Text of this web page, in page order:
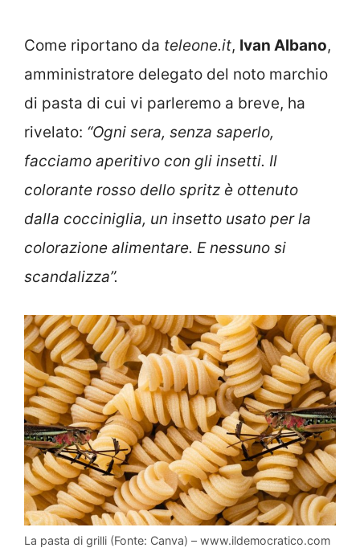
Come riportano da teleone.it, Ivan Albano,
amministratore delegato del noto marchio
di pasta di cui vi parleremo a breve, ha
rivelato: “Ogni sera, senza saperlo,
facciamo aperitivo con gli insetti. Il
colorante rosso dello spritz è ottenuto
dalla cocciniglia, un insetto usato per la
colorazione alimentare. E nessuno si
scandalizza”.
La pasta di grilli (Fonte: Canva) – www.ildemocratico.com